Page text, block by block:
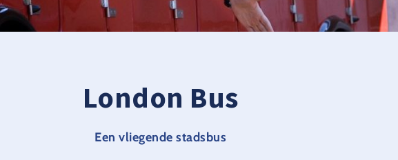
London Bus
Een vliegende stadsbus